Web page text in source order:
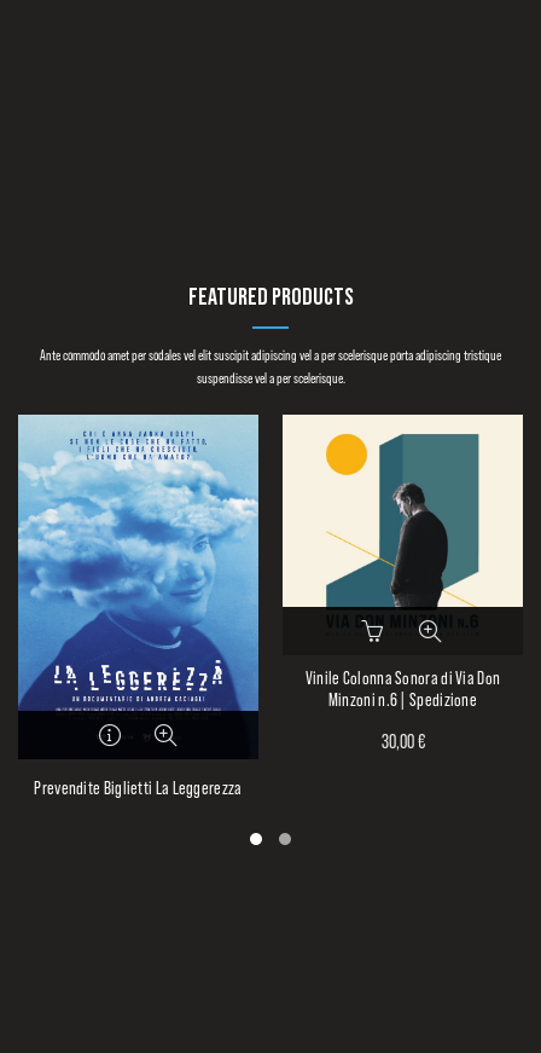
Featured Products
Ante commodo amet per sodales vel elit suscipit adipiscing vel a per scelerisque porta adipiscing tristique
suspendisse vel a per scelerisque.
Prevendite Biglietti La Leggerezza
Vinile Colonna Sonora di Via Don
Minzoni n.6 | Spedizione
30,00€